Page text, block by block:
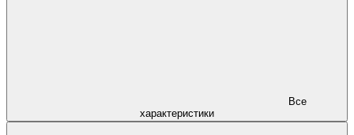
характеристики